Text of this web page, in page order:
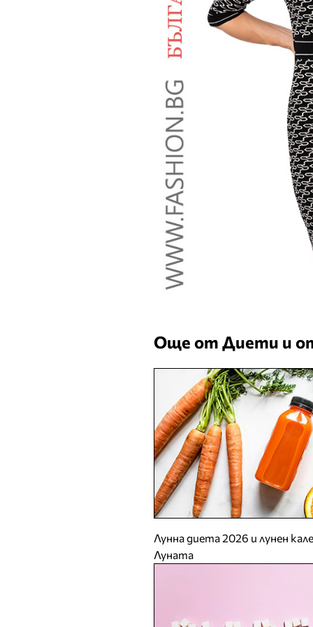
Още от Диети и
Лунна диета 2026 и лунен
Луната